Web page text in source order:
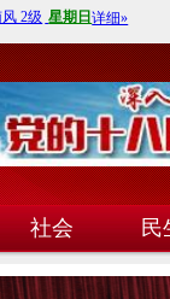
社会
民